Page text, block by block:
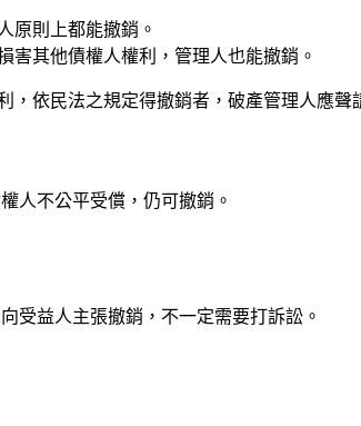
原則上都能撤銷。
害其他債權人權利，管理人也能撤銷。
，依民法之規定得撤銷者，破產管理人應聲
人不公平受償，仍可撤銷。
受益人主張撤銷，不一定需要打訴訟。